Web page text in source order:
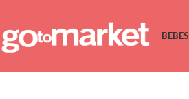
BEBES